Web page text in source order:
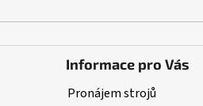
Informace pro Vás
Pronájem strojů